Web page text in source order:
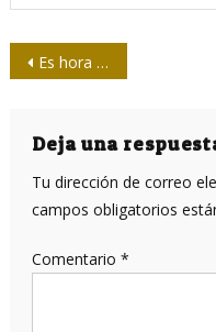
Navegación
entradas
Es hora de aprovechar el fracaso del “Bahía de Cochinos” venezolano
Deja una
Tu dirección de correo
campos obligatorios
Comentario *